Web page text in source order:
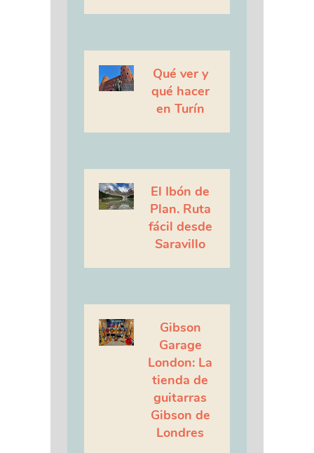
Qué ver y
qué hacer
en Turín
El Ibón de
Plan. Ruta
fácil desde
Saravillo
Gibson
Garage
London: La
tienda de
guitarras
Gibson de
Londres